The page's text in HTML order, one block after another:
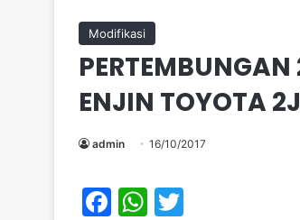
Modifikasi
ENJIN TOYOTA
admin 16/10/2017
F
W